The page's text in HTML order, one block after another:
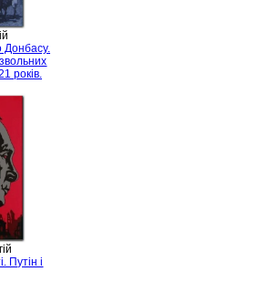
Донбасу.
років.
Путін і